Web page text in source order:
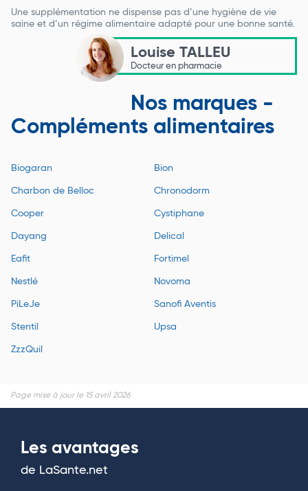
Une supplémentation ne dispense pas d’une hygiène de vie
saine et d’un régime alimentaire adapté pour une bonne santé.
Louise TALLEU
Docteur en pharmacie
Nos marques -
Compléments alimentaires
Biogaran Bion
Charbon de Belloc Chronodorm
Cooper Cystiphane
Dayang Delical
Eafit Fortimel
Nestlé Novoma
PiLeJe Sanofi Aventis
Stentil Upsa
ZzzQuil
Page mise à jour le 15 avril 2026
Les avantages
de LaSante.net